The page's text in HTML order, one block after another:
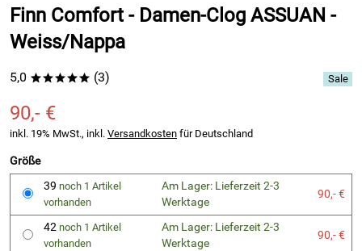
Finn Comfort - Damen-Clog ASSUAN -
Weiss/Nappa
5,0 ***** (3)
90,- €
inkl. 19% MwSt., inkl. Versandkosten für Deutschland
Größe
39 noch 1 Artikel
vorhanden
Am Lager: Lieferzeit 2-3
Werktage
90,- €
42 noch 1 Artikel
vorhanden
Am Lager: Lieferzeit 2-3
Werktage
90,- €